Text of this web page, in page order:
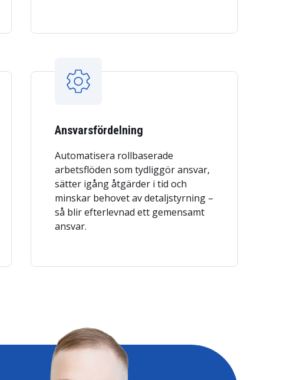
Ansvarsfördelning
Automatisera rollbaserade
arbetsflöden som tydliggör ansvar,
sätter igång åtgärder i tid och
minskar behovet av detaljstyrning –
så blir efterlevnad ett gemensamt
ansvar.